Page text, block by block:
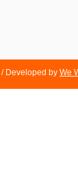
Developed by We